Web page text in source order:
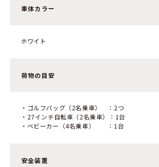
車体カラー
ホワイト
荷物の目安
・ゴルフバッグ（2名乗車） ：2つ
・27インチ自転車（2名乗車）：1台
・ベビーカー（4名乗車） ：1台
安全装置